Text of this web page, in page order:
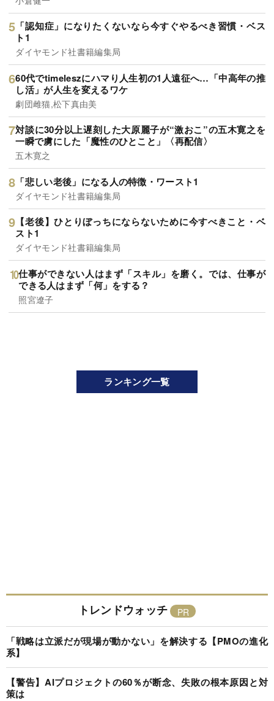
「認知症」になりたくないなら今すぐやるべき習慣・ベス
ト1
ダイヤモンド社書籍編集局
60代でtimeleszにハマり人生初の1人遠征へ…「中高年の推
し活」が人生を変えるワケ
劇団雌猫,松下真由美
対談に30分以上遅刻した大原麗子が“激おこ”の五木寛之を
一瞬で虜にした「魔性のひとこと」〈再配信〉
五木寛之
「悲しい老後」になる人の特徴・ワースト1
ダイヤモンド社書籍編集局
【老後】ひとりぼっちにならないために今すべきこと・ベ
スト1
ダイヤモンド社書籍編集局
仕事ができない人はまず「スキル」を磨く。では、仕事が
できる人はまず「何」をする？
照宮遼子
ランキング一覧
トレンドウォッチ
「戦略は立派だが現場が動かない」を解決する【PMOの進化
系】
【警告】AIプロジェクトの60％が断念、失敗の根本原因と対
策は